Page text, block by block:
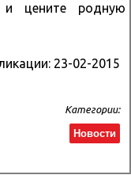
и цените родную
23-02-2015
Категории:
Новости